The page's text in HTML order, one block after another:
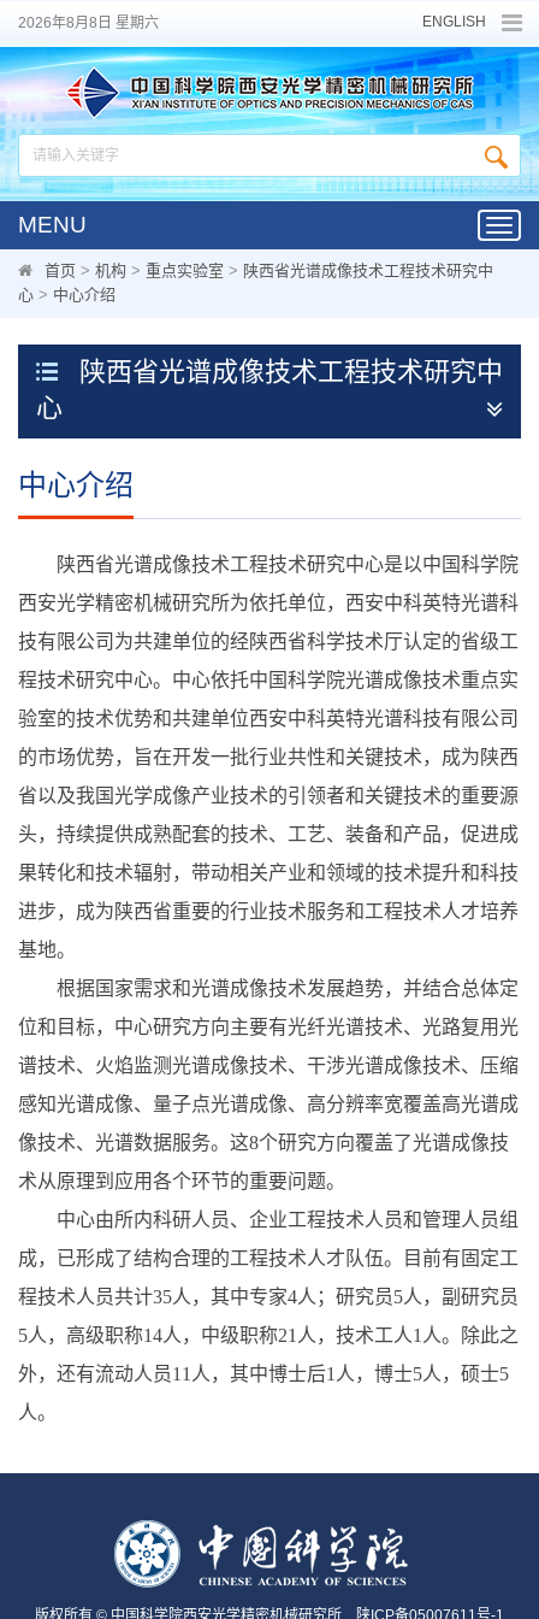
2026年8月8日 星期六 ENGLISH
MENU
首页 > 机构 > 重点实验室 > 陕西省光谱成像技术工程技术研究中
心 > 中心介绍
陕西省光谱成像技术工程技术研究中
心
中心介绍
陕西省光谱成像技术工程技术研究中心是以中国科学院
西安光学精密机械研究所为依托单位，西安中科英特光谱科
技有限公司为共建单位的经陕西省科学技术厅认定的省级工
程技术研究中心。中心依托中国科学院光谱成像技术重点实
验室的技术优势和共建单位西安中科英特光谱科技有限公司
的市场优势，旨在开发一批行业共性和关键技术，成为陕西
省以及我国光学成像产业技术的引领者和关键技术的重要源
头，持续提供成熟配套的技术、工艺、装备和产品，促进成
果转化和技术辐射，带动相关产业和领域的技术提升和科技
进步，成为陕西省重要的行业技术服务和工程技术人才培养
基地。
根据国家需求和光谱成像技术发展趋势，并结合总体定
位和目标，中心研究方向主要有光纤光谱技术、光路复用光
谱技术、火焰监测光谱成像技术、干涉光谱成像技术、压缩
感知光谱成像、量子点光谱成像、高分辨率宽覆盖高光谱成
像技术、光谱数据服务。这8个研究方向覆盖了光谱成像技
术从原理到应用各个环节的重要问题。
中心由所内科研人员、企业工程技术人员和管理人员组
成，已形成了结构合理的工程技术人才队伍。目前有固定工
程技术人员共计35人，其中专家4人；研究员5人，副研究员
5人，高级职称14人，中级职称21人，技术工人1人。除此之
外，还有流动人员11人，其中博士后1人，博士5人，硕士5
人。
版权所有 © 中国科学院西安光学精密机械研究所 陕ICP备05007611号-1